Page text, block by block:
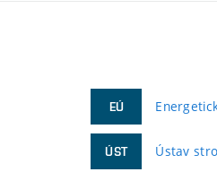
EÚ
ÚST Ústav